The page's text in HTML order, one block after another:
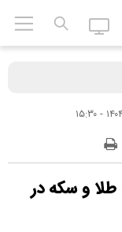
و سکه در